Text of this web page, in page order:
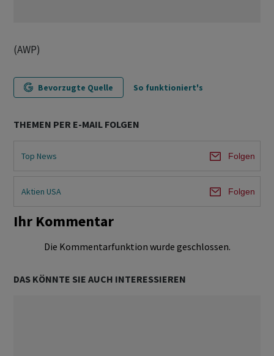
(AWP)
Bevorzugte Quelle So funktioniert's
THEMEN PER E-MAIL FOLGEN
Top News Folgen
Aktien USA Folgen
Ihr Kommentar
Die Kommentarfunktion wurde geschlossen.
DAS KÖNNTE SIE AUCH INTERESSIEREN